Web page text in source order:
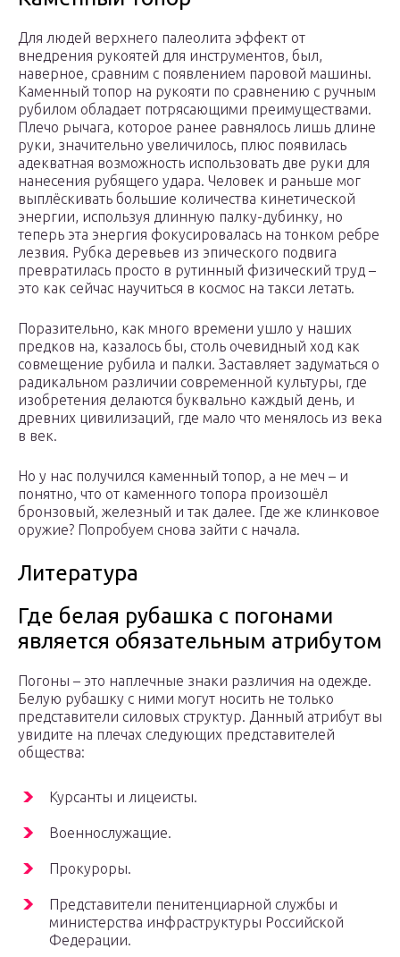
Для людей верхнего палеолита эффект от
внедрения рукоятей для инструментов, был,
наверное, сравним с появлением паровой машины.
Каменный топор на рукояти по сравнению с ручным
рубилом обладает потрясающими преимуществами.
Плечо рычага, которое ранее равнялось лишь длине
руки, значительно увеличилось, плюс появилась
адекватная возможность использовать две руки для
нанесения рубящего удара. Человек и раньше мог
выплёскивать большие количества кинетической
энергии, используя длинную палку-дубинку, но
теперь эта энергия фокусировалась на тонком ребре
лезвия. Рубка деревьев из эпического подвига
превратилась просто в рутинный физический труд –
это как сейчас научиться в космос на такси летать.
Поразительно, как много времени ушло у наших
предков на, казалось бы, столь очевидный ход как
совмещение рубила и палки. Заставляет задуматься о
радикальном различии современной культуры, где
изобретения делаются буквально каждый день, и
древних цивилизаций, где мало что менялось из века
в век.
Но у нас получился каменный топор, а не меч – и
понятно, что от каменного топора произошёл
бронзовый, железный и так далее. Где же клинковое
оружие? Попробуем снова зайти с начала.
Литература
Где белая рубашка с погонами
является обязательным атрибутом
Погоны – это наплечные знаки различия на одежде.
Белую рубашку с ними могут носить не только
представители силовых структур. Данный атрибут вы
увидите на плечах следующих представителей
общества:
Курсанты и лицеисты.
Военнослужащие.
Прокуроры.
Представители пенитенциарной службы и
министерства инфраструктуры Российской
Федерации.